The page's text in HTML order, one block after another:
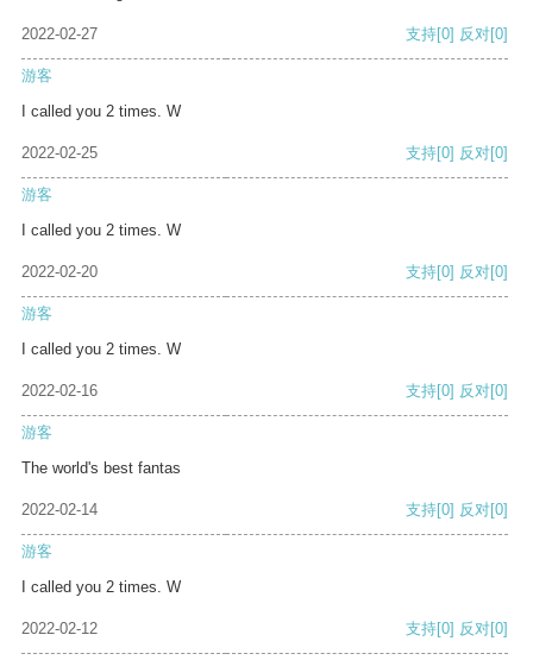
2022-02-27 支持[0] 反对[0]
游客
I called you 2 times. W
2022-02-25 支持[0] 反对[0]
游客
I called you 2 times. W
2022-02-20 支持[0] 反对[0]
游客
I called you 2 times. W
2022-02-16 支持[0] 反对[0]
游客
The world's best fantas
2022-02-14 支持[0] 反对[0]
游客
I called you 2 times. W
2022-02-12 支持[0] 反对[0]